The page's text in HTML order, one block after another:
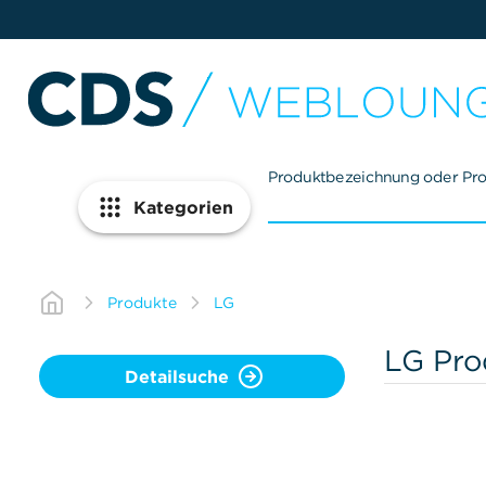
Kategorien
Produktbezeichnung oder
Produkte LG
Detailsuche LG